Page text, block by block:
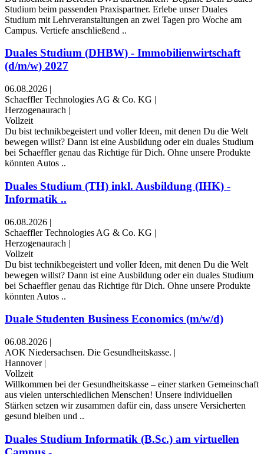
Studium beim passenden Praxispartner. Erlebe unser Duales
Studium mit Lehrveranstaltungen an zwei Tagen pro Woche am
Campus. Vertiefe anschließend ..
Duales Studium (DHBW) - Immobilienwirtschaft
(d/m/w) 2027
06.08.2026 |
Schaeffler Technologies AG & Co. KG |
Herzogenaurach |
Vollzeit
Du bist technikbegeistert und voller Ideen, mit denen Du die Welt
bewegen willst? Dann ist eine Ausbildung oder ein duales Studium
bei Schaeffler genau das Richtige für Dich. Ohne unsere Produkte
könnten Autos ..
Duales Studium (TH) inkl. Ausbildung (IHK) -
Informatik ..
06.08.2026 |
Schaeffler Technologies AG & Co. KG |
Herzogenaurach |
Vollzeit
Du bist technikbegeistert und voller Ideen, mit denen Du die Welt
bewegen willst? Dann ist eine Ausbildung oder ein duales Studium
bei Schaeffler genau das Richtige für Dich. Ohne unsere Produkte
könnten Autos ..
Duale Studenten Business Economics (m/w/d)
06.08.2026 |
AOK Niedersachsen. Die Gesundheitskasse. |
Hannover |
Vollzeit
Willkommen bei der Gesundheitskasse – einer starken Gemeinschaft
aus vielen unterschiedlichen Menschen! Unsere individuellen
Stärken setzen wir zusammen dafür ein, dass unsere Versicherten
gesund bleiben und ..
Duales Studium Informatik (B.Sc.) am virtuellen